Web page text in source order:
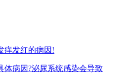
痒发红的病因!
体病因?泌尿系统感染会导致